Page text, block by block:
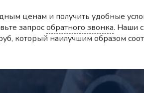
ценам и получить удобные
запрособратного звонка. Наши
который наилучшим образом